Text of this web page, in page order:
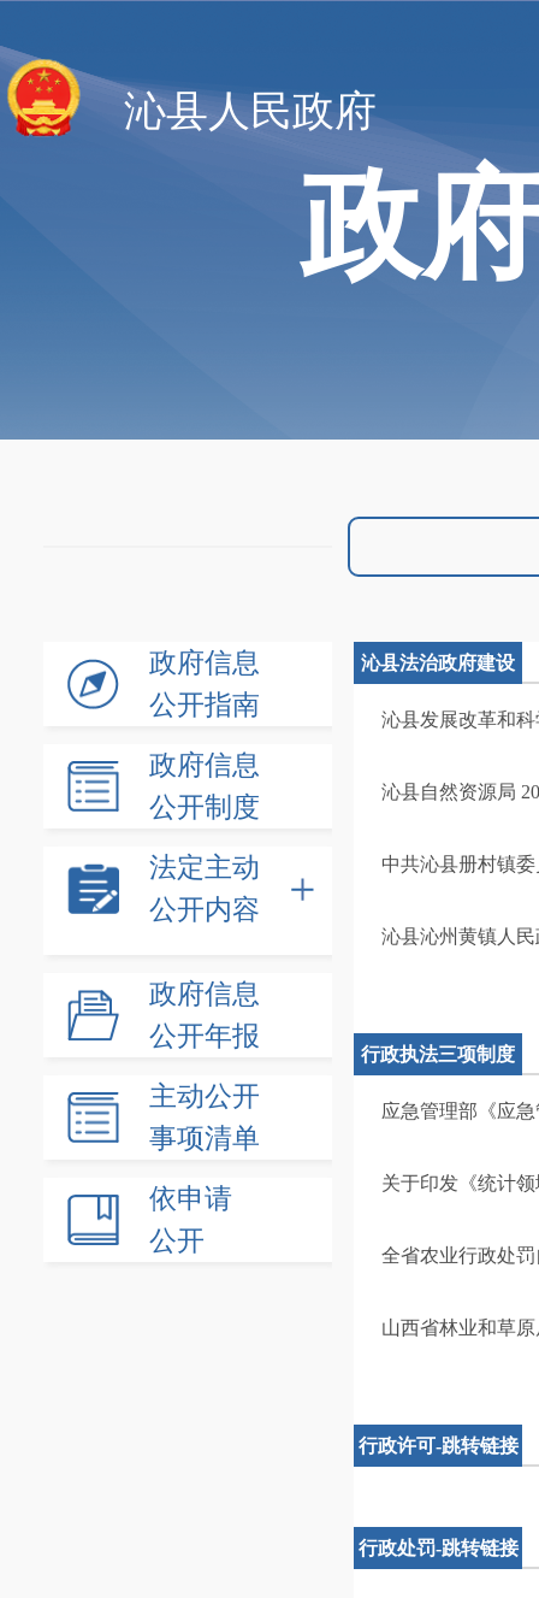
沁县人民政府
政
政府信息
公开指南
政府信息
公开制度
法定主动
公开内容
政府信息
公开年报
主动公开
事项清单
依申请
公开
沁县法治政府建设
沁县发展改革和
沁县自然资源局
中共沁县册村镇
沁县沁州黄镇人
行政执法三项制度
应急管理部《应
关于印发《统计
全省农业行政处
山西省林业和草
行政许可-跳转链接
行政处罚-跳转链接